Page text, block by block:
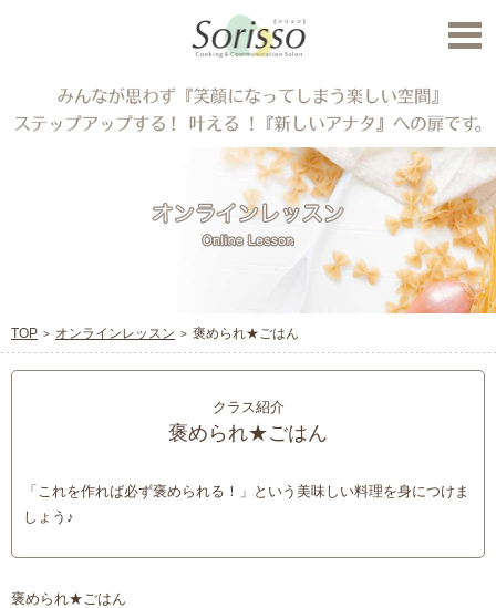
TOP オンラインレッスン 褒められ★ごはん
クラス紹介
褒められ★ごはん
「これを作れば必ず褒められる！」という美味しい料理を身につけま
しょう♪
褒められ★ごはん